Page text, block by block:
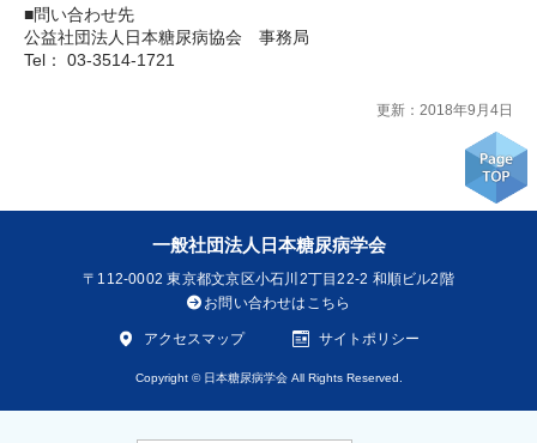
■問い合わせ先
公益社団法人日本糖尿病協会 事務局
Tel： 03-3514-1721
更新：2018年9月4日
一般社団法人日本糖尿病学会
〒112-0002東京都文京区小石川2丁目22-2 和順ビル2階
お問い合わせはこちら
アクセスマップ サイトポリシー
Copyright © 日本糖尿病学会 All Rights Reserved.